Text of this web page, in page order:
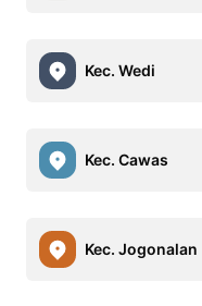
Kec. Wedi
Kec. Cawas
Kec. Jogonalan